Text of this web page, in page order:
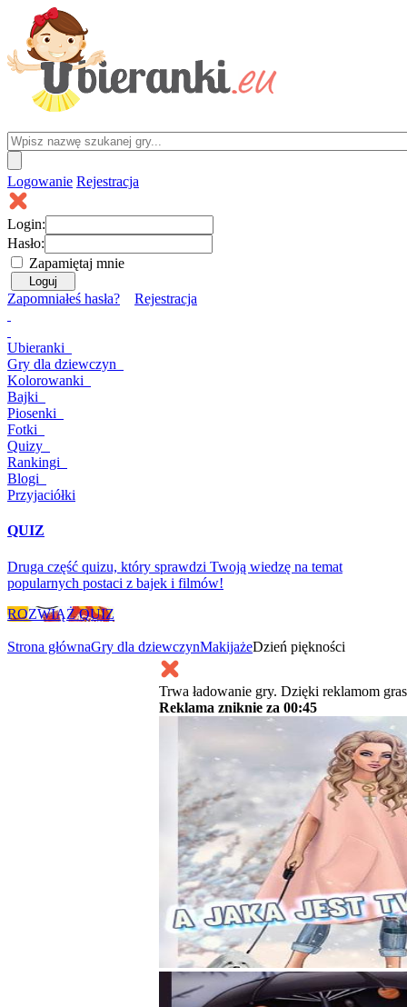
Logowanie Rejestracja
Login:
Hasło:
Zapamiętaj mnie
Zapomniałeś hasła? Rejestracja
Ubieranki
Gry dla dziewczyn
Kolorowanki
Bajki
Piosenki
Fotki
Quizy
Rankingi
Blogi
Przyjaciółki
QUIZ
Druga część quizu, który sprawdzi Twoją wiedzę na temat
popularnych postaci z bajek i filmów!
ROZWIĄŻ QUIZ
Strona głównaGry dla dziewczynMakijażeDzień piękności
Trwa ładowanie gry. Dzięki reklamom
Reklama zniknie za 00:45